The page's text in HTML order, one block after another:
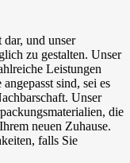
und unser
zu gestalten. Unser
Leistungen
sind, sei es
Unser
die
neuen Zuhause.
falls Sie